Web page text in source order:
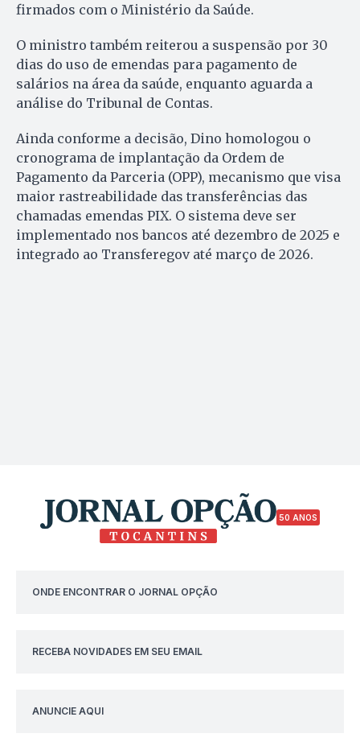
firmados com o Ministério da Saúde.
O ministro também reiterou a suspensão por 30
dias do uso de emendas para pagamento de
salários na área da saúde, enquanto aguarda a
análise do Tribunal de Contas.
Ainda conforme a decisão, Dino homologou o
cronograma de implantação da Ordem de
Pagamento da Parceria (OPP), mecanismo que visa
maior rastreabilidade das transferências das
chamadas emendas PIX. O sistema deve ser
implementado nos bancos até dezembro de 2025 e
integrado ao Transferegov até março de 2026.
50 ANOS
ONDE ENCONTRAR O JORNAL OPÇÃO
RECEBA NOVIDADES EM SEU EMAIL
ANUNCIE AQUI